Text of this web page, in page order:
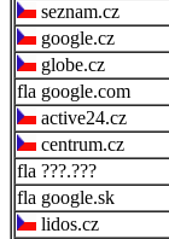
seznam.cz
google.cz
globe.cz
google.com
active24.cz
centrum.cz
???.???
google.sk
lidos.cz